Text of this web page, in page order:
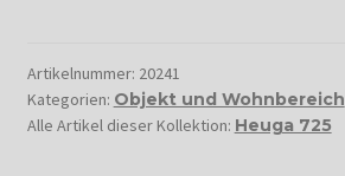
Artikelnummer: 20241
Kategorien: Objekt und Wohnbereich
Alle Artikel dieser Kollektion: Heuga 725